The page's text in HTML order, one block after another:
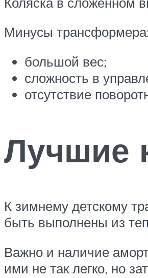
Минусы трансформера:
большой вес;
сложность в
отсутствие
Лучшие
К зимнему детскому
быть выполнены из
Важно и наличие
ими не так легко, но